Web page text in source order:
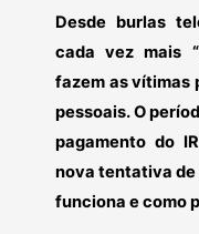
Desde burlas
cada vez mais
fazem as vítimas
pessoais. O
pagamento do
nova tentativa de
funciona e como